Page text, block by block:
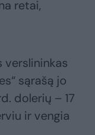
retai,
verslininkas
sąrašą jo
dolerių – 17
ir vengia